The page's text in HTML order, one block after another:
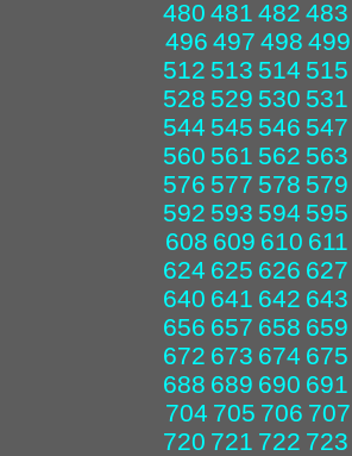
480 481 482 483
496 497 498 499
512 513 514 515
528 529 530 531
544 545 546 547
560 561 562 563
576 577 578 579
592 593 594 595
608 609 610 611
624 625 626 627
640 641 642 643
656 657 658 659
672 673 674 675
688 689 690 691
704 705 706 707
720 721 722 723